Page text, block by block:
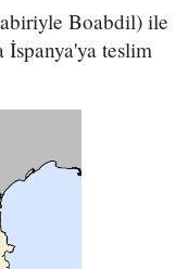
Boabdil) ile
İspanya'ya teslim